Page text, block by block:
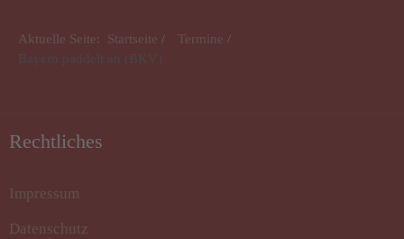
Aktuelle Seite: Startseite
Termine
Bayern paddelt an (BKV)
Rechtliches
Impressum
Datenschutz